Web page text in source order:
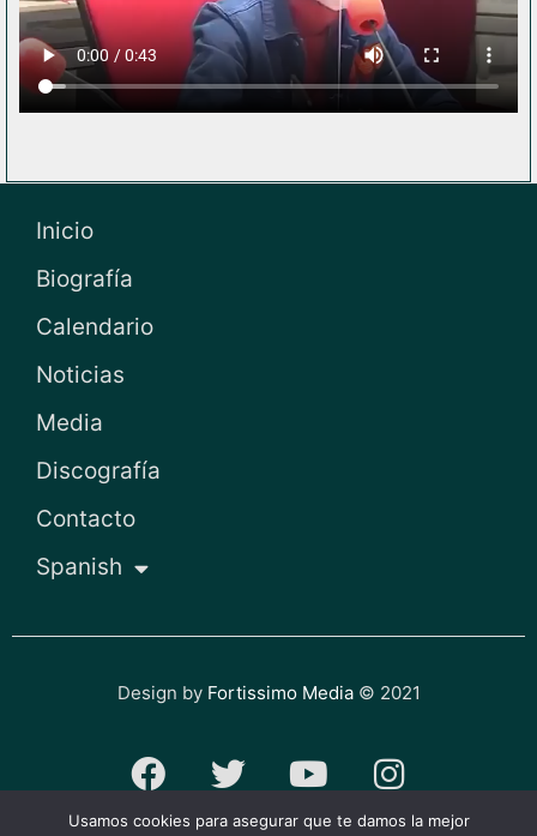
Inicio
Biografía
Calendario
Noticias
Media
Discografía
Contacto
Spanish
Design by Fortissimo Media© 2021
F
a
T
w
Y
o
I
n
Usamos cookies para asegurar que te damos la mejor